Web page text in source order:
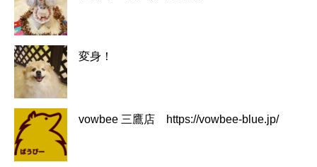
変身！
vowbee 三鷹店 https://vowbee-blue.jp/